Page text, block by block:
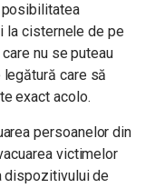
la cisternele de pe
nu se puteau
care să
exact acolo.
persoanelor din
victimelor
dispozitivului de